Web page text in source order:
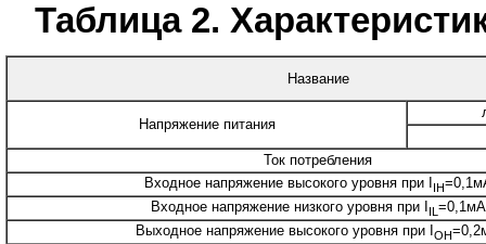
Таблица 2.
Название
Напряжение питания
Ток потребления
Входное напряжение высокого уровня при I
IH
Входное напряжение низкого уровня при I
IL =0,1мА
Выходное напряжение высокого уровня при I
OH